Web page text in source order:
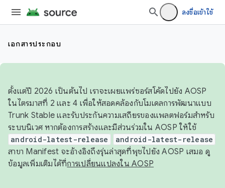
ลงชื่อเข้าใช้
เอกสารประกอบ
ตั้งแต่ปี 2026 เป็นต้นไป เราจะเผยแพร่ซอร์สโค้ดไปยัง AOSP
ในไตรมาสที่ 2 และ 4 เพื่อให้สอดคล้องกับโมเดลการพัฒนาแบบ
Trunk Stable และรับประกันความเสถียรของแพลตฟอร์มสำหรับ
ระบบนิเวศ หากต้องการสร้างและมีส่วนร่วมใน AOSP ให้ใช้
android-latest-release android-latest-release
สาขา Manifest จะอ้างอิงถึงรุ่นล่าสุดที่พุชไปยัง AOSP เสมอ ดู
ข้อมูลเพิ่มเติมได้ที่การเปลี่ยนแปลงใน AOSP